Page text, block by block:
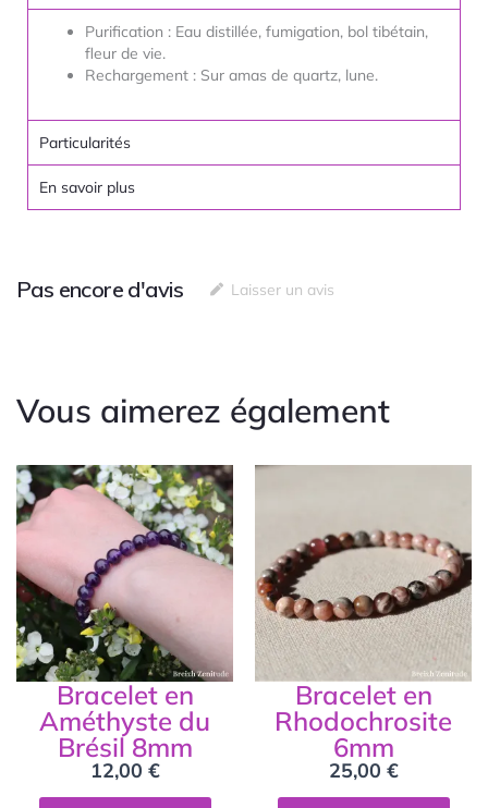
Purification : Eau distillée, fumigation, bol tibétain,
fleur de vie.
Rechargement : Sur amas de quartz, lune.
Particularités
En savoir plus
Pas encore d'avis Laisser un avis
Vous aimerez également
Bracelet en
Améthyste du
Brésil 8mm
12,00 €
Bracelet en
Rhodochrosite
6mm
25,00 €